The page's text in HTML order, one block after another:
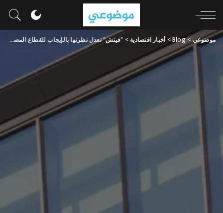
موضوعي >
Blog
> أخبار اقتصادية > "فيتش" تعدل نظرتها بالإيجاب للقطاع المصرفي التركي